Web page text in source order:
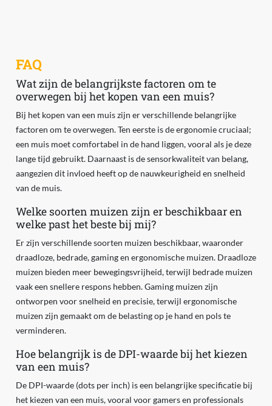
FAQ
Wat zijn de belangrijkste factoren om te
overwegen bij het kopen van een muis?
Bij het kopen van een muis zijn er verschillende belangrijke
factoren om te overwegen. Ten eerste is de ergonomie cruciaal;
een muis moet comfortabel in de hand liggen, vooral als je deze
lange tijd gebruikt. Daarnaast is de sensorkwaliteit van belang,
aangezien dit invloed heeft op de nauwkeurigheid en snelheid
van de muis.
Welke soorten muizen zijn er beschikbaar en
welke past het beste bij mij?
Er zijn verschillende soorten muizen beschikbaar, waaronder
draadloze, bedrade, gaming en ergonomische muizen. Draadloze
muizen bieden meer bewegingsvrijheid, terwijl bedrade muizen
vaak een snellere respons hebben. Gaming muizen zijn
ontworpen voor snelheid en precisie, terwijl ergonomische
muizen zijn gemaakt om de belasting op je hand en pols te
verminderen.
Hoe belangrijk is de DPI-waarde bij het kiezen
van een muis?
De DPI-waarde (dots per inch) is een belangrijke specificatie bij
het kiezen van een muis, vooral voor gamers en professionals